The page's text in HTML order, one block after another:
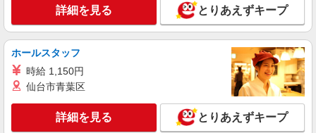
派遣社員
株式会社シエロ
人気機種に詳しくなれる携帯販売
時給1400円〜1450円（経験・能力による） ※
残業代支給 ★交通費別途支給（規定あり） ゜
+゜・。○。・゜+゜・。○。・゜+゜ 入社祝い金10
万円支給(規定有) お友達を紹介頂くと, インセンテ
山口県周南市の家電量販店
詳細を見る とりあえずキープ
ホールスタッフ
時給 1,150円
仙台市青葉区
詳細を見る とりあえずキープ